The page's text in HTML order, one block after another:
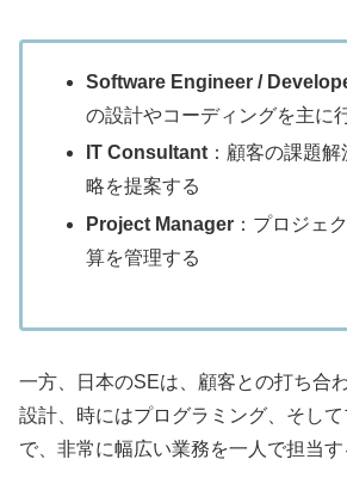
Software Engineer /
の設計やコーディングを主に
IT Consultant ：顧客の課題
略を提案する
Project Manager ：プロジェ
算を管理する
一方、日本のSEは、顧客との打ち合
設計、時にはプログラミング、そし
で、非常に幅広い業務を一人で担当す